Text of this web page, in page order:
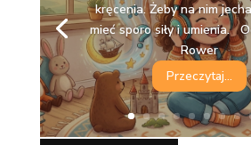
kręcenia. Żeby na nim
mieć sporo siły i umienia.
Rower
Przeczytaj...